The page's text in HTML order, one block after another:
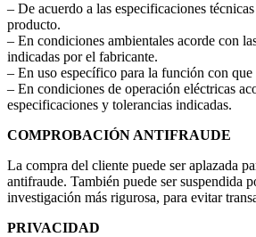
– De acuerdo a las especificaciones
producto.
– En condiciones ambientales acorde con
indicadas por el fabricante.
– En uso específico para la función con
– En condiciones de operación eléctricas
especificaciones y tolerancias indicadas.
COMPROBACIÓN ANTIFRAUDE
La compra del cliente puede ser aplazada
antifraude. También puede ser suspendida
investigación más rigurosa, para evitar
PRIVACIDAD